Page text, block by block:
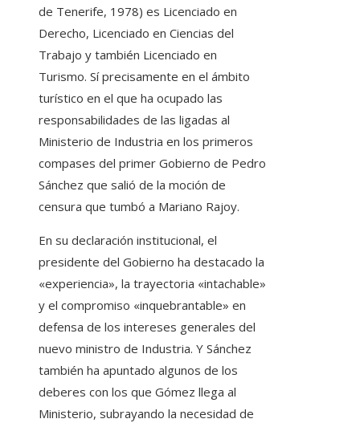
de Tenerife, 1978) es Licenciado en
Derecho, Licenciado en Ciencias del
Trabajo y también Licenciado en
Turismo. Sí precisamente en el ámbito
turístico en el que ha ocupado las
responsabilidades de las ligadas al
Ministerio de Industria en los primeros
compases del primer Gobierno de Pedro
Sánchez que salió de la moción de
censura que tumbó a Mariano Rajoy.
En su declaración institucional, el
presidente del Gobierno ha destacado la
«experiencia», la trayectoria «intachable»
y el compromiso «inquebrantable» en
defensa de los intereses generales del
nuevo ministro de Industria. Y Sánchez
también ha apuntado algunos de los
deberes con los que Gómez llega al
Ministerio, subrayando la necesidad de